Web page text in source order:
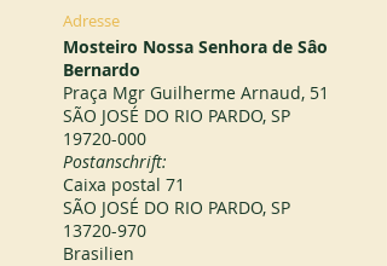
Adresse
Mosteiro Nossa Senhora de Sâo
Bernardo
Praça Mgr Guilherme Arnaud, 51
SÃO JOSÉ DO RIO PARDO, SP
19720-000
Postanschrift:
Caixa postal 71
SÃO JOSÉ DO RIO PARDO, SP
13720-970
Brasilien